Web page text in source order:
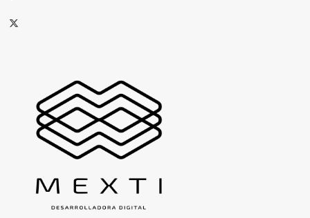
X